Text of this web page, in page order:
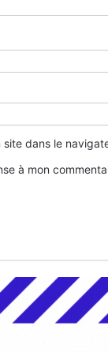
dans le
à mon